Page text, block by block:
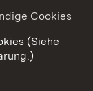
Cookies
(Siehe